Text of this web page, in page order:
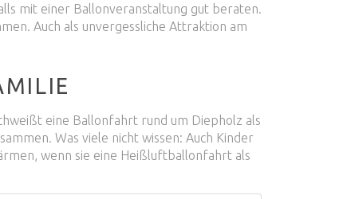
mit einer Ballonveranstaltung gut beraten.
Auch als unvergessliche Attraktion am
eine Ballonfahrt rund um Diepholz als
Was viele nicht wissen: Auch Kinder
wenn sie eine Heißluftballonfahrt als